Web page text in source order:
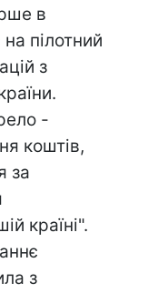
в
пілотний
з
-
коштів,
за
країні".
з